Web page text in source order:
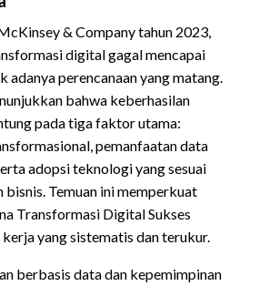
& Company tahun 2023,
digital gagal mencapai
adanya perencanaan yang matang.
bahwa keberhasilan
pada tiga faktor utama:
pemanfaatan data
adopsi teknologi yang sesuai
bisnis. Temuan ini memperkuat
Transformasi Digital Sukses
yang sistematis dan terukur.
berbasis data dan kepemimpinan